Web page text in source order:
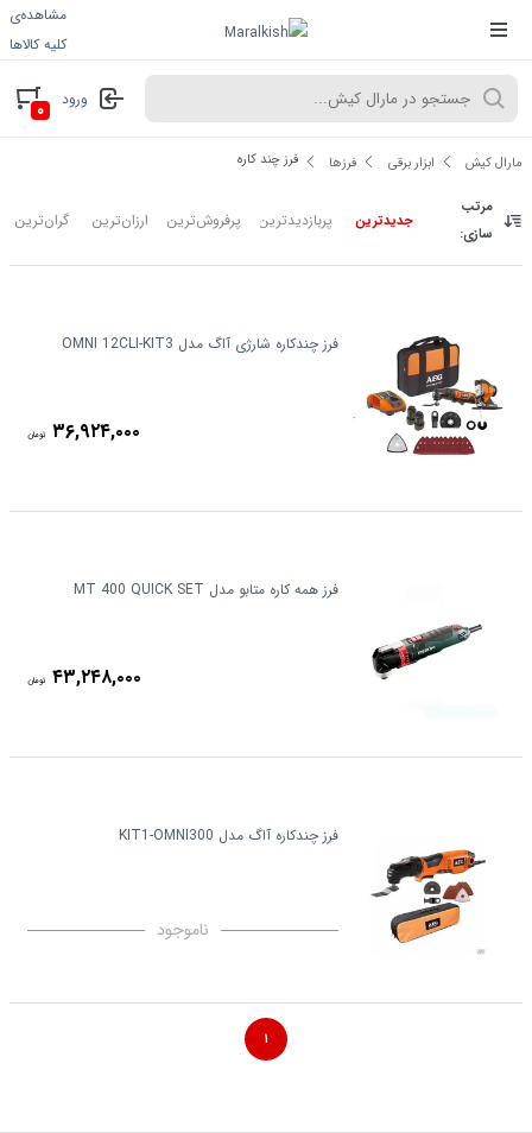
مشاهده‌ی
کلیه کالاها
ورود ۰
مارال کیش ابزار برقی فرزها فرز چند کاره
مرتب
سازی:
جدیدترین پربازدیدترین پرفروش‌ترین ارزان‌ترین گران‌ترین
فرز چندکاره شارژی آاگ مدل OMNI 12CLI-KIT3
۳۶,۹۲۴,۰۰۰ تومان
فرز همه کاره متابو مدل MT 400 QUICK SET
۴۳,۲۴۸,۰۰۰ تومان
فرز چندکاره آاگ مدل KIT1-OMNI300
ناموجود
۱